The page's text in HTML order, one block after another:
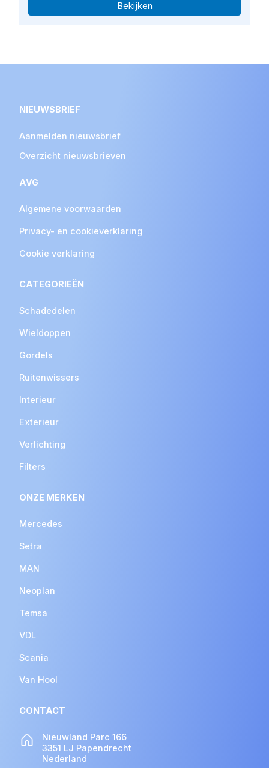
Bekijken
NIEUWSBRIEF
Aanmelden nieuwsbrief
Overzicht nieuwsbrieven
AVG
Algemene voorwaarden
Privacy- en cookieverklaring
Cookie verklaring
CATEGORIEËN
Schadedelen
Wieldoppen
Gordels
Ruitenwissers
Interieur
Exterieur
Verlichting
Filters
ONZE MERKEN
Mercedes
Setra
MAN
Neoplan
Temsa
VDL
Scania
Van Hool
CONTACT
Nieuwland Parc 166
3351 LJ Papendrecht
Nederland